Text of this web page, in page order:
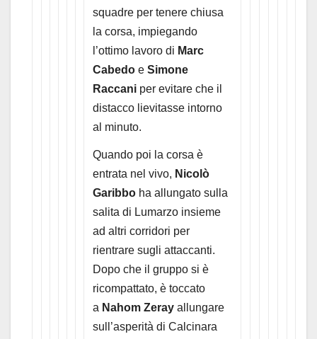
squadre per tenere chiusa
la corsa, impiegando
l’ottimo lavoro di Marc
Cabedo e Simone
Raccani per evitare che il
distacco lievitasse intorno
al minuto.
Quando poi la corsa è
entrata nel vivo, Nicolò
Garibbo ha allungato sulla
salita di Lumarzo insieme
ad altri corridori per
rientrare sugli attaccanti.
Dopo che il gruppo si è
ricompattato, è toccato
a Nahom Zerayallungare
sull’asperità di Calcinara